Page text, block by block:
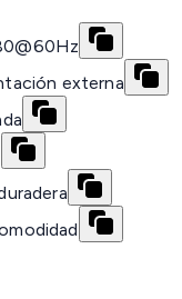
externa